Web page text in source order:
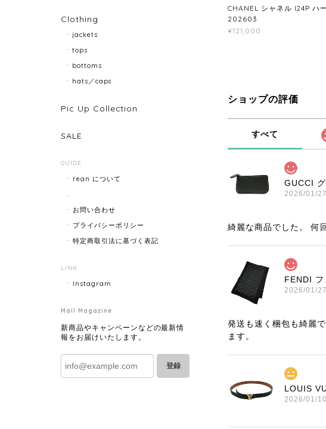
CHANEL シャネル I24P ハ
202603
¥121,000
ショップの評価
すべて
GUCCI
2026/01/27
綺麗な商品でした。 何
FENDI
2026/01/27
発送も速く梱包も綺麗
ます。
LOUIS
2026/01/10
Clothing
jackets
tops
bottoms
hats／caps
Pic Up Collection
SALE
GUIDE
rean について
お問い合わせ
プライバシーポリシー
特定商取引法に基づく表記
LINK
Instagram
Mail Magazine
新商品やキャンペーンなどの最新情
報をお届けいたします。
登録